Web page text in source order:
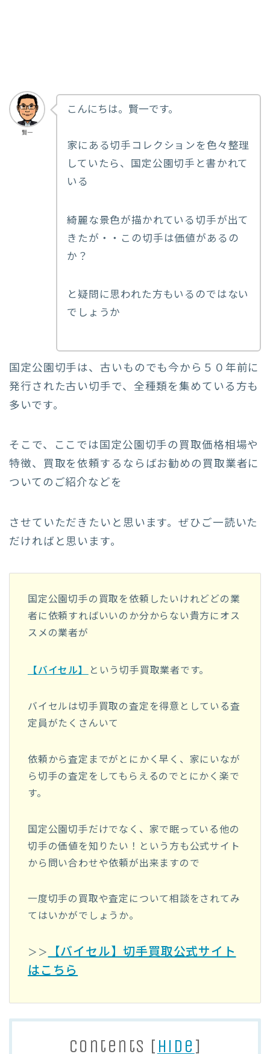
賢一
こんにちは。賢一です。
家にある切手コレクションを色々整理
していたら、国定公園切手と書かれて
いる
綺麗な景色が描かれている切手が出て
きたが・・この切手は価値があるの
か？
と疑問に思われた方もいるのではない
でしょうか
国定公園切手は、古いものでも今から５０年前に
発行された古い切手で、全種類を集めている方も
多いです。
そこで、ここでは国定公園切手の買取価格相場や
特徴、買取を依頼するならばお勧めの買取業者に
ついてのご紹介などを
させていただきたいと思います。ぜひご一読いた
だければと思います。
国定公園切手の買取を依頼したいけれどどの業
者に依頼すればいいのか分からない貴方にオス
スメの業者が
【バイセル】 という切手買取業者です。
バイセルは切手買取の査定を得意としている査
定員がたくさんいて
依頼から査定までがとにかく早く、家にいなが
ら切手の査定をしてもらえるのでとにかく楽で
す。
国定公園切手だけでなく、家で眠っている他の
切手の価値を知りたい！という方も公式サイト
から問い合わせや依頼が出来ますので
一度切手の買取や査定について相談をされてみ
てはいかがでしょうか。
＞＞【バイセル】切手買取公式サイト
はこちら
Contents [ hide ]